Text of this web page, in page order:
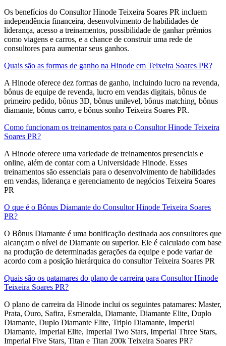
Os benefícios do Consultor Hinode Teixeira Soares PR incluem
independência financeira, desenvolvimento de habilidades de
liderança, acesso a treinamentos, possibilidade de ganhar prêmios
como viagens e carros, e a chance de construir uma rede de
consultores para aumentar seus ganhos.
Quais são as formas de ganho na Hinode em Teixeira Soares PR?
A Hinode oferece dez formas de ganho, incluindo lucro na revenda,
bônus de equipe de revenda, lucro em vendas digitais, bônus de
primeiro pedido, bônus 3D, bônus unilevel, bônus matching, bônus
diamante, bônus carro, e bônus sonho Teixeira Soares PR.
Como funcionam os treinamentos para o Consultor Hinode Teixeira
Soares PR?
A Hinode oferece uma variedade de treinamentos presenciais e
online, além de contar com a Universidade Hinode. Esses
treinamentos são essenciais para o desenvolvimento de habilidades
em vendas, liderança e gerenciamento de negócios Teixeira Soares
PR
O que é o Bônus Diamante do Consultor Hinode Teixeira Soares
PR?
O Bônus Diamante é uma bonificação destinada aos consultores que
alcançam o nível de Diamante ou superior. Ele é calculado com base
na produção de determinadas gerações da equipe e pode variar de
acordo com a posição hierárquica do consultor Teixeira Soares PR
Quais são os patamares do plano de carreira para Consultor Hinode
Teixeira Soares PR?
O plano de carreira da Hinode inclui os seguintes patamares: Master,
Prata, Ouro, Safira, Esmeralda, Diamante, Diamante Elite, Duplo
Diamante, Duplo Diamante Elite, Triplo Diamante, Imperial
Diamante, Imperial Elite, Imperial Two Stars, Imperial Three Stars,
Imperial Five Stars, Titan e Titan 200k Teixeira Soares PR?